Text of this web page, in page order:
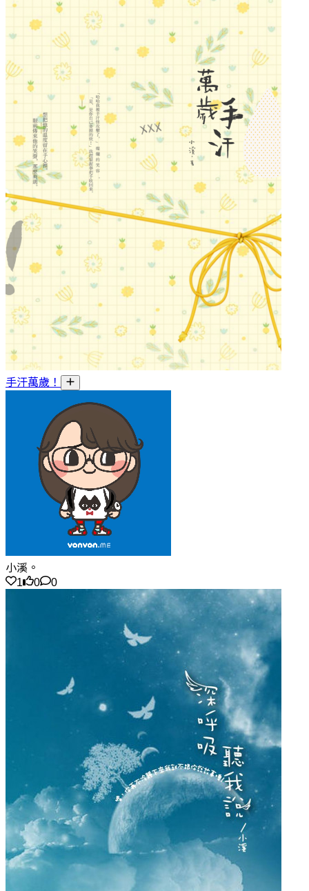
手汗萬歲！
小溪。
1
0 0